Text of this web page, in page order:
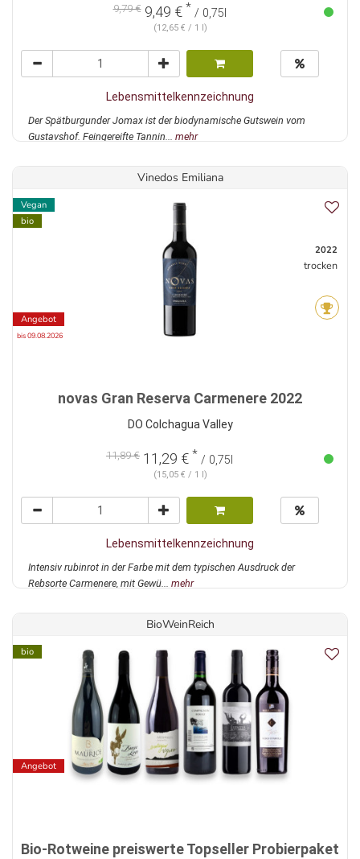
9,79 €9,49 € * / 0,75l
(12,65 € / 1 l)
Lebensmittelkennzeichnung
Der Spätburgunder Jomax ist der biodynamische Gutswein vom
Gustavshof. Feingereifte Tannin... mehr
Vinedos Emiliana
Vegan
bio
Angebot
bis 09.08.2026
2022
trocken
novas Gran Reserva Carmenere 2022
DO Colchagua Valley
11,89 € 11,29 € * / 0,75l
(15,05 € / 1 l)
Lebensmittelkennzeichnung
Intensiv rubinrot in der Farbe mit dem typischen Ausdruck der
Rebsorte Carmenere, mit Gewü... mehr
BioWeinReich
bio
Angebot
Bio-Rotweine preiswerte Topseller Probierpaket